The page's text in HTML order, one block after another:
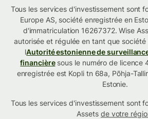
Tous les services d'investissement sont
Europe AS, société enregistrée en
d'immatriculation 16267372. Wise
autorisée et régulée en tant que
lAutorité estonienne de
financièresous le numéro de licence
enregistrée est Kopli tn 68a, Põhja-
Estonie.
Tous les services d'investissement sont
Assets de votre